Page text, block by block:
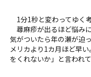
1分1秒と変わってゆく考
蕁麻疹が出るほど悩み
気がついたら年の瀬が迫
メリカより1カ月ほど早
をくれないか」と言われて